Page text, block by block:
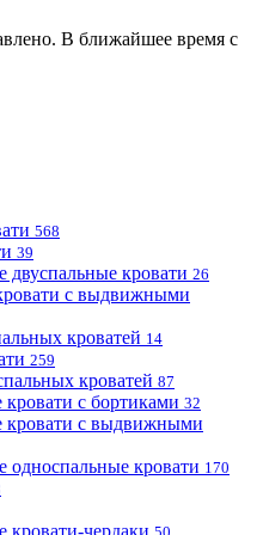
В ближайшее время с
568
39
двуспальные кровати 26
с выдвижными
кроватей 14
259
кроватей 87
с бортиками 32
кровати с выдвижными
односпальные кровати 170